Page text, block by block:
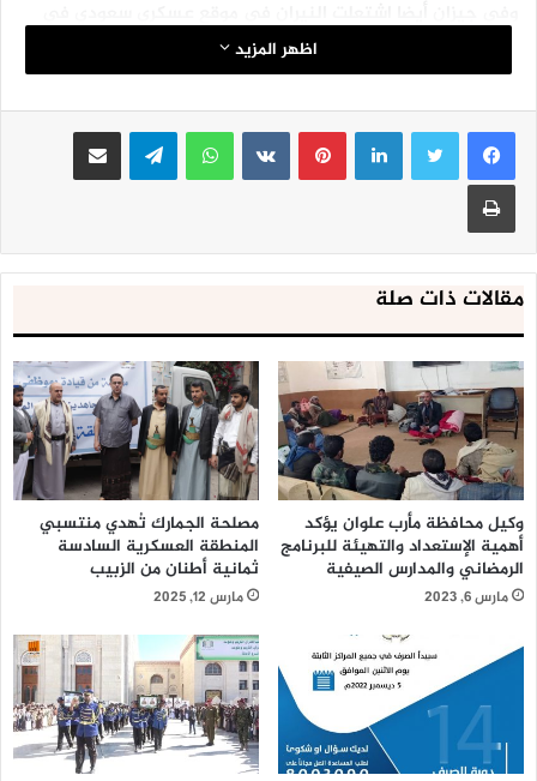
مثلث الركبة إثر قصف مدفعي للجيش واللجان.
اظهر المزيد
لينكدإنبينتيريست واتساب تيلقرام مشاركة عبر البريد
طباعة
مقالات ذات صلة
وكيل محافظة مأرب علوان يؤكد
أهمية الإستعداد والتهيئة للبرنامج
الرمضاني والمدارس الصيفية
مارس 6, 2023
مصلحة الجمارك تُهدي منتسبي
المنطقة العسكرية السادسة
ثمانية أطنان من الزبيب
مارس 12, 2025